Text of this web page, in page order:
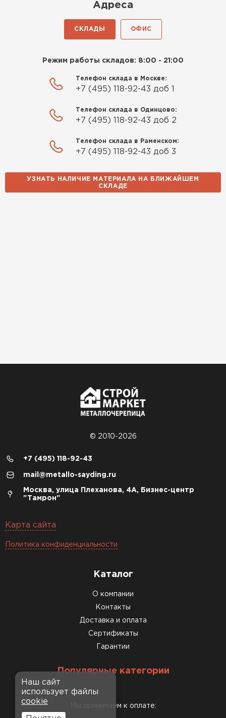
Адреса
СКЛАДЫ ОФИС
Режим работы складов: 8:00 - 21:00
Телефон склада в Москве:
+7 (495) 118-92-43 доб 1
Телефон склада в Одинцово:
+7 (495) 118-92-43 доб 2
Телефон склада в Раменском:
+7 (495) 118-92-43 доб 3
УЗНАТЬ НАЛИЧИЕ МАТЕРИАЛА НА БЛИЖАЙШЕМ
СКЛАДЕ
© 2010-2026
+7 (495) 118-92-43
mail@metallo-sayding.ru
Москва, улица Плеханова, 4А, Бизнес-центр
"Тамрон"
Карта сайта
Политика конфиденциальности
Каталог
О компании
Контакты
Доставка и оплата
Сертификаты
Гарантии
Популярные категории
Мы принимаем к оплате:
Наш сайт
использует файлы
cookie